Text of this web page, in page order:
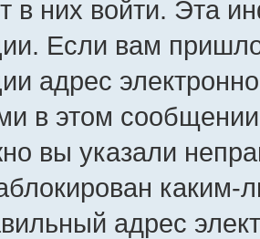
в них войти. Эта
Если вам
адрес
в этом
вы указали
адрес